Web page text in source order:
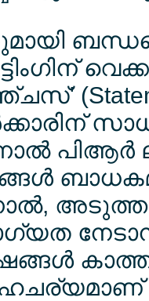
പിആര്‍
അടുത്ത